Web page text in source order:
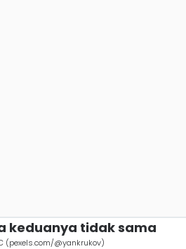
keduanya tidak sama
(pexels.com/@yankrukov)